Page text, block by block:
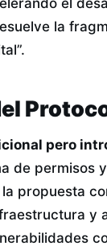
el
la
pero
de permisos
propuesta
y